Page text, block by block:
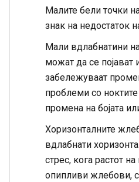
Малите бели точки
знак на недостаток
Мали вдлабнатини
можат да се појават
забележуваат
проблеми со
промена на бојата
Хоризонталните
вдлабнати
стрес, кога растот
опипливи жлебови,